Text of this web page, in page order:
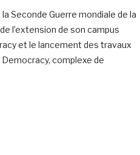
Seconde Guerre mondiale de la
l’extension de son campus
et le lancement des travaux
complexe de